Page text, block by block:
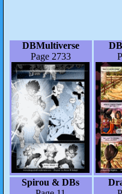
DBMultiverse
Page 2733
Spirou & DBs